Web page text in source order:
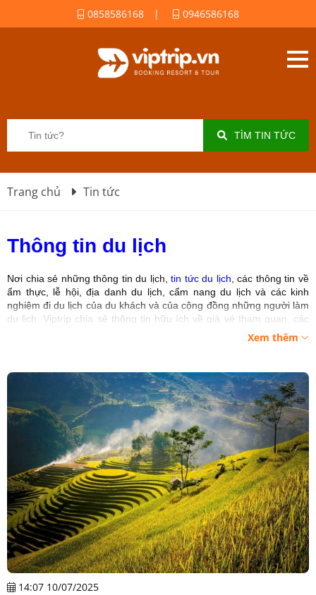
0858586168 | 0946586168
TÌM TIN TỨC
Trang chủ Tin tức
Thông tin du lịch
Nơi chia sẻ những thông tin du lịch,tin tức du lịch , các thông tin về
ẩm thực, lễ hội, địa danh du lịch, cẩm nang du lịch và các kinh
nghiệm đi du lịch của du khách và của cộng đồng những người làm
du lịch. Viptrip chia sẻ thông tin hữu ích về giá vé tham quan, các
Xem thêm
14:07 10/07/2025